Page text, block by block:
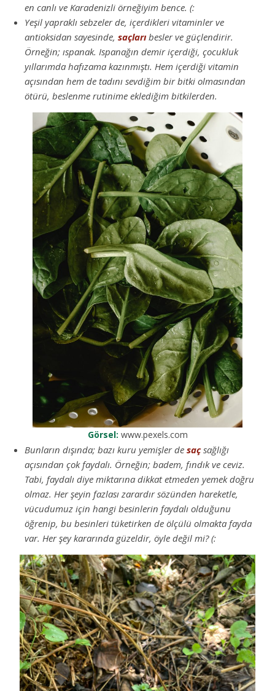
en canlı ve Karadenizli örneğiyim bence. (:
Yeşil yapraklı sebzeler de, içerdikleri vitaminler ve
antioksidan sayesinde, saçlarıbesler ve güçlendirir.
Örneğin; ıspanak. Ispanağın demir içerdiği, çocukluk
yıllarımda hafızama kazınmıştı. Hem içerdiği vitamin
açısından hem de tadını sevdiğim bir bitki olmasından
ötürü, beslenme rutinime eklediğim bitkilerden.
Görsel: www.pexels.com
Bunların dışında; bazı kuru yemişler de saçsağlığı
açısından çok faydalı. Örneğin; badem, fındık ve ceviz.
Tabi, faydalı diye miktarına dikkat etmeden yemek doğru
olmaz. Her şeyin fazlası zarardır sözünden hareketle,
vücudumuz için hangi besinlerin faydalı olduğunu
öğrenip, bu besinleri tüketirken de ölçülü olmakta fayda
var. Her şey kararında güzeldir, öyle değil mi? (: